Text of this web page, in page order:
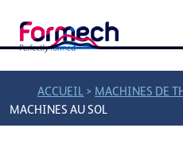
ACCUEIL > MACHINES DE
MACHINES AU SOL